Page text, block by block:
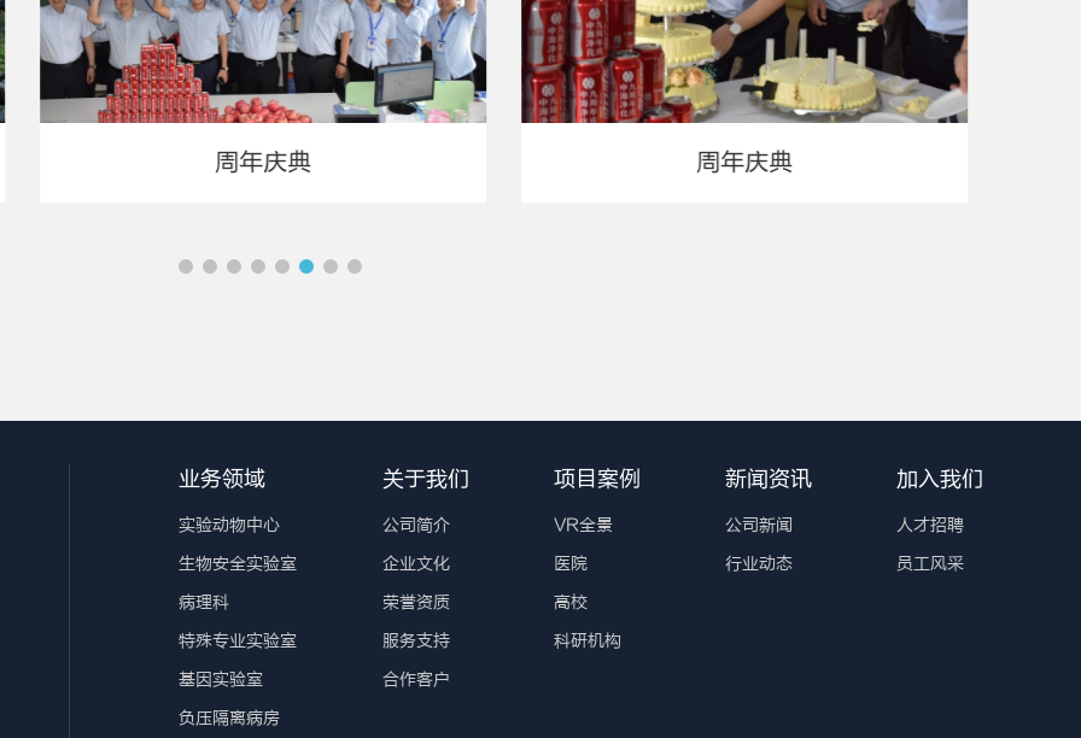
周年庆典 微山团建活动
业务领域
实验动物中心
生物安全实验室
病理科
特殊专业实验室
基因实验室
负压隔离病房
关于我们
公司简介
企业文化
荣誉资质
服务支持
合作客户
项目案例
VR全景
医院
高校
科研机构
新闻资讯
公司新闻
行业动态
加入我们
人才招聘
员工风采